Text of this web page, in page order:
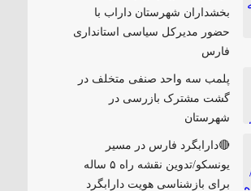
بخشداران شهرستان داراب با
حضور مدیرکل سیاسی استانداری
فارس
پلمب سه واحد صنفی متخلف در
گشت مشترک بازرسی در
شهرستان
🔴دارابگرد فارس در مسیر
یونسکو/تدوین نقشه راه ۵ ساله
برای بازشناسی هویت دارابگرد